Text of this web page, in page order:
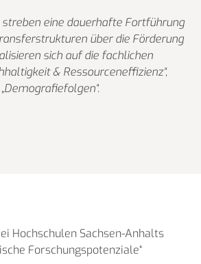
eine dauerhafte Fortführung
über die Förderung
sich auf die fachlichen
& Ressourceneffizienz“,
Hochschulen Sachsen-Anhalts
Forschungspotenziale“